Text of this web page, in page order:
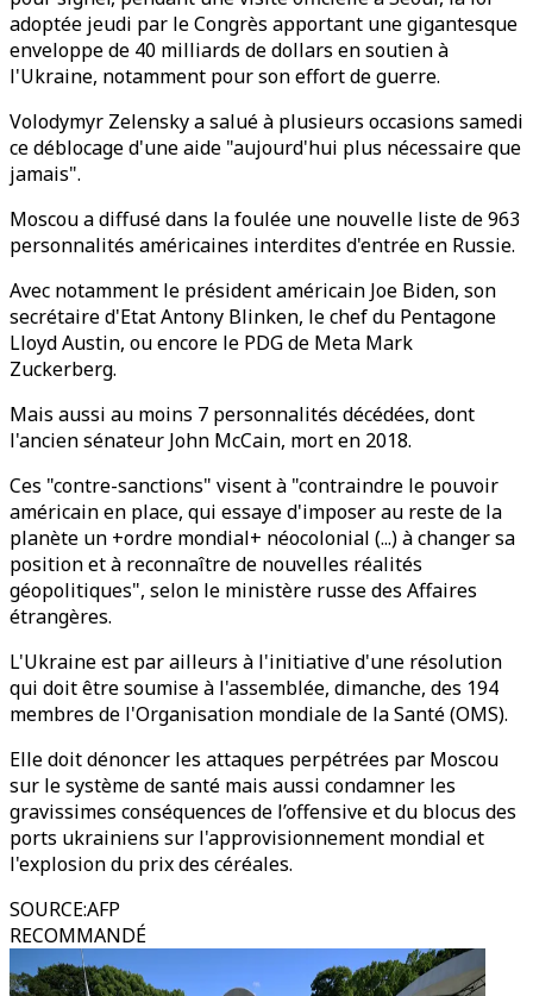
adoptée jeudi par le Congrès apportant une gigantesque
enveloppe de 40 milliards de dollars en soutien à
l'Ukraine, notamment pour son effort de guerre.
Volodymyr Zelensky a salué à plusieurs occasions samedi
ce déblocage d'une aide "aujourd'hui plus nécessaire que
jamais".
Moscou a diffusé dans la foulée une nouvelle liste de 963
personnalités américaines interdites d'entrée en Russie.
Avec notamment le président américain Joe Biden, son
secrétaire d'Etat Antony Blinken, le chef du Pentagone
Lloyd Austin, ou encore le PDG de Meta Mark
Zuckerberg.
Mais aussi au moins 7 personnalités décédées, dont
l'ancien sénateur John McCain, mort en 2018.
Ces "contre-sanctions" visent à "contraindre le pouvoir
américain en place, qui essaye d'imposer au reste de la
planète un +ordre mondial+ néocolonial (...) à changer sa
position et à reconnaître de nouvelles réalités
géopolitiques", selon le ministère russe des Affaires
étrangères.
L'Ukraine est par ailleurs à l'initiative d'une résolution
qui doit être soumise à l'assemblée, dimanche, des 194
membres de l'Organisation mondiale de la Santé (OMS).
Elle doit dénoncer les attaques perpétrées par Moscou
sur le système de santé mais aussi condamner les
gravissimes conséquences de l’offensive et du blocus des
ports ukrainiens sur l'approvisionnement mondial et
l'explosion du prix des céréales.
SOURCE:AFP
RECOMMANDÉ